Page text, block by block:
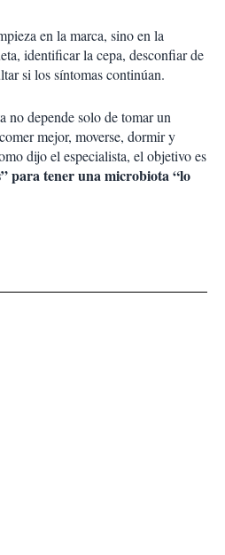
en la marca, sino en la
identificar la cepa, desconfiar de
si los síntomas continúan.
depende solo de tomar un
mejor, moverse, dormir y
dijo el especialista, el objetivo es
para tener una microbiota “lo